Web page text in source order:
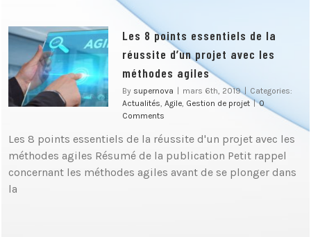
Les 8 points essentiels de la
réussite d’un projet avec les
méthodes agiles
By supernova mars 6th, 2019 | Categories:
Actualités, Agile, Gestion de projet | 0
Comments
Les 8 points essentiels de la réussite d'un projet avec les
méthodes agiles Résumé de la publication Petit rappel
concernant les méthodes agiles avant de se plonger dans
la